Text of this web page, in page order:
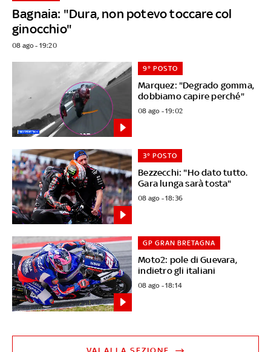
Bagnaia: "Dura, non potevo toccare col
ginocchio"
08 ago - 19:20
Marquez: "Degrado gomma,
dobbiamo capire perché"
9° POSTO
08 ago - 19:02
Bezzecchi: "Ho dato tutto.
Gara lunga sarà tosta"
3° POSTO
08 ago - 18:36
Moto2: pole di Guevara,
indietro gli italiani
GP GRAN BRETAGNA
08 ago - 18:14